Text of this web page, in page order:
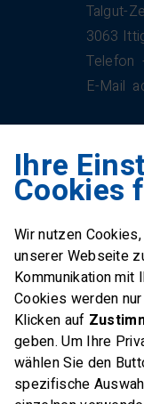
Talgut-
3063
Telefon
E-Mail
Swiss
E-Mail
team.ch
Ihre
Cookies
Wir nutzen
unserer Webseite
Kommunikation mit
Cookies werden
Klicken auf
geben. Um Ihre
wählen Sie den
spezifische